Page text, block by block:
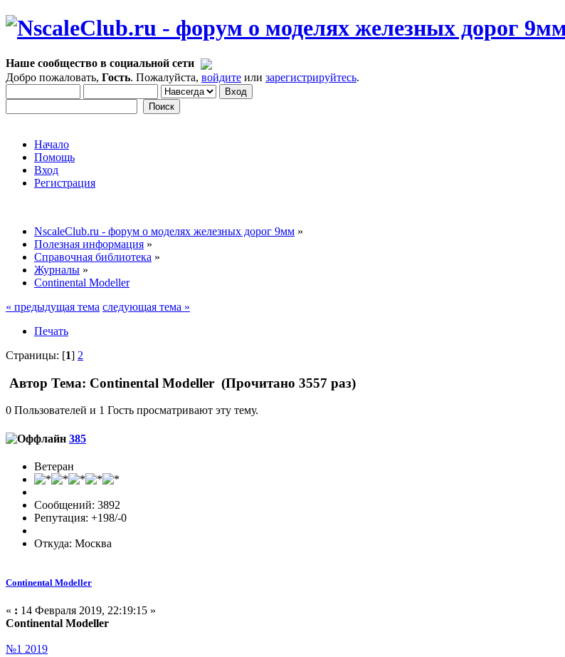
Наше сообщество в социальной сети
Добро пожаловать, Гость. Пожалуйста, войдите или зарегистрируйтесь.
Начало
Помощь
Вход
Регистрация
NscaleClub.ru - форум о моделях железных дорог 9мм »
Полезная информация »
Справочная библиотека »
Журналы »
Continental Modeller
« предыдущая тема следующая тема »
Печать
Страницы: [1] 2
Автор Тема: Continental Modeller (Прочитано 3557 раз)
0 Пользователей и 1 Гость просматривают эту тему.
385
Ветеран
Сообщений: 3892
Репутация: +198/-0
Откуда: Москва
Continental Modeller
« : 14 Февраля 2019, 22:19:15 »
Continental Modeller
№1 2019